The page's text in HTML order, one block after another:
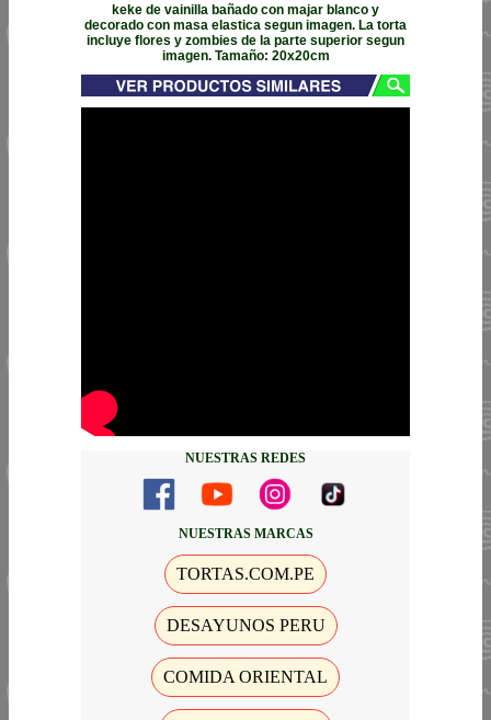
keke de vainilla bañado con majar blanco y
decorado con masa elastica segun imagen. La torta
incluye flores y zombies de la parte superior segun
imagen. Tamaño: 20x20cm
NUESTRAS REDES
NUESTRAS MARCAS
TORTAS.COM.PE
DESAYUNOS PERU
COMIDA ORIENTAL